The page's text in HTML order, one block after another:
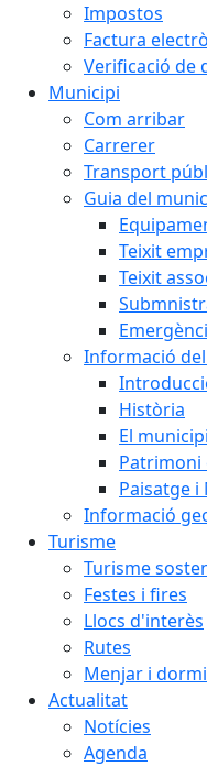
Impostos
Factura
Verificació de
Municipi
Com arribar
Carrerer
Transport
Guia del
Teixit
Teixit
Informació
Història
El
Patrimoni
Paisatge
Informació
Turisme
Turisme
Festes i fires
Llocs d'interès
Rutes
Menjar i
Actualitat
Notícies
Agenda